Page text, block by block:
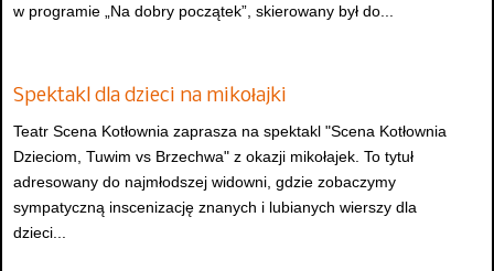
w programie „Na dobry początek”, skierowany był do...
Spektakl dla dzieci na mikołajki
Teatr Scena Kotłownia zaprasza na spektakl "Scena Kotłownia
Dzieciom, Tuwim vs Brzechwa" z okazji mikołajek. To tytuł
adresowany do najmłodszej widowni, gdzie zobaczymy
sympatyczną inscenizację znanych i lubianych wierszy dla
dzieci...